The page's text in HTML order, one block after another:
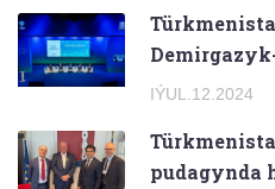
IÝUL.12.2024
pudagynda